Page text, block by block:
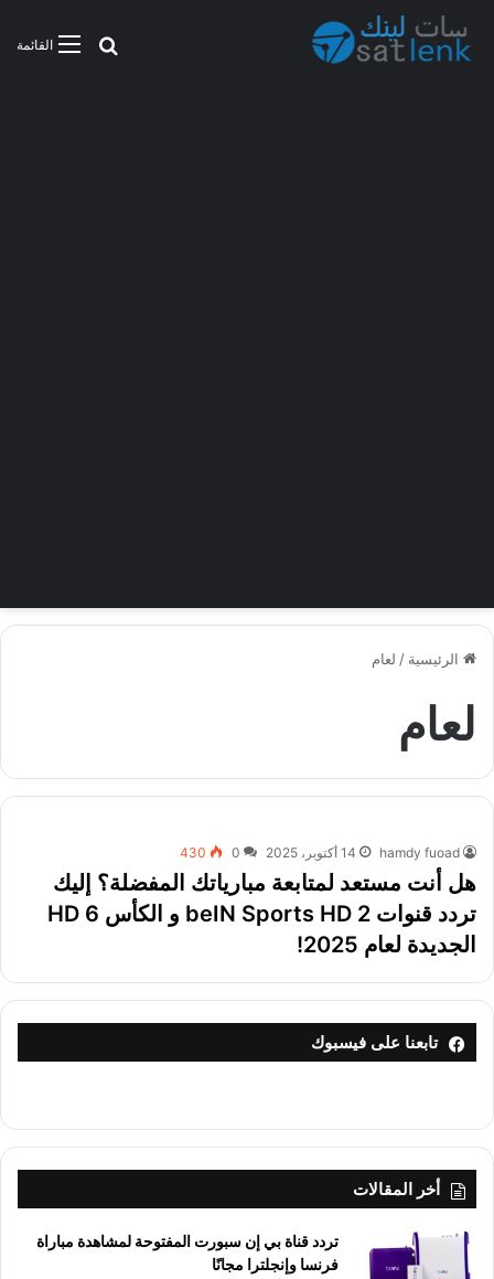
القائمةبحث عن
الرئيسية / لعام
لعام
hamdy fuoad 14 أكتوبر، 2025 0
430
هل أنت مستعد لمتابعة مبارياتك المفضلة؟ إليك
تردد قنوات beIN Sports HD 2 و الكأس HD 6
الجديدة لعام 2025!
تابعنا على فيسبوك
أخر المقالات
تردد قناة بي إن سبورت المفتوحة لمشاهدة مباراة
فرنسا وإنجلترا مجانًا